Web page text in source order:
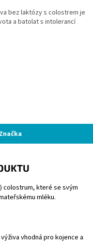
bez laktózy s colostrem je
a batolat s intolerancí
Značka
colostrum, které se svým
mléku.
vhodná pro kojence a